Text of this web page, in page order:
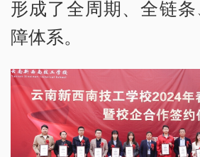
形成了全周期、全链
障体系。